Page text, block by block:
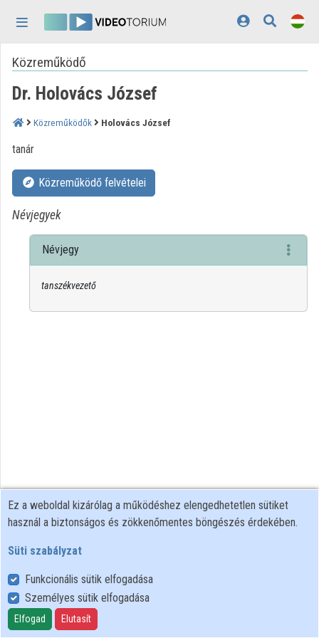
Kezdőlap
Bejelentkezés
Felfedezés
Kategóriák
Lejátszási listák
Intézmények
Közreműködők
Közreműködő
Dr. Holovács József
Közreműködők Holovács József
tanár
Közreműködő felvételei
Névjegyek
Névjegy
tanszékvezető
Felhasználói szabályzat
Adatkezelési tájékoztató
Süti szabályzat
Ez a weboldal kizárólag a működéshez elengedhetetlen sütiket
használ a biztonságos és zökkenőmentes böngészés érdekében.
Süti szabályzat
Funkcionális sütik elfogadása
Személyes sütik elfogadása
Elfogad Elutasít